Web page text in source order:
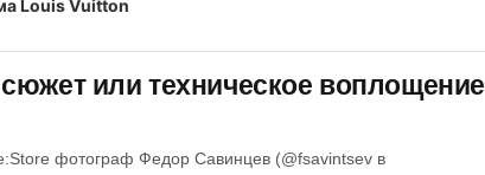
или техническое воплощение
фотограф Федор Савинцев (@fsavintsev в